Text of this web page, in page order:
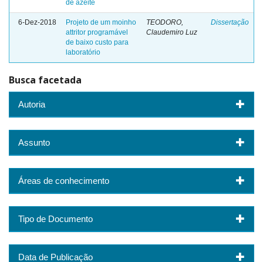
de azeite
6-Dez-2018
Projeto de um moinho
attritor programável
de baixo custo para
laboratório
TEODORO,
Claudemiro Luz
Dissertação
Busca facetada
Autoria
Assunto
Áreas de conhecimento
Tipo de Documento
Data de Publicação